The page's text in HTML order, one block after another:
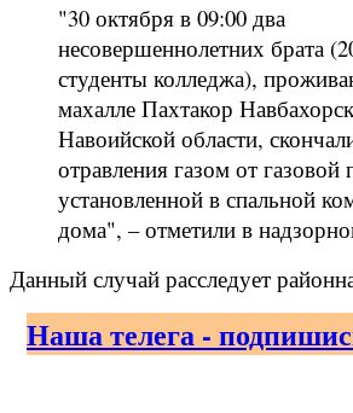
"30 октября в 09:00 два
несовершеннолетних брата
студенты колледжа),
махалле Пахтакор
Навоийской области,
отравления газом от газовой
установленной в спальной
дома", – отметили в
Данный случай расследует
Наша телега -